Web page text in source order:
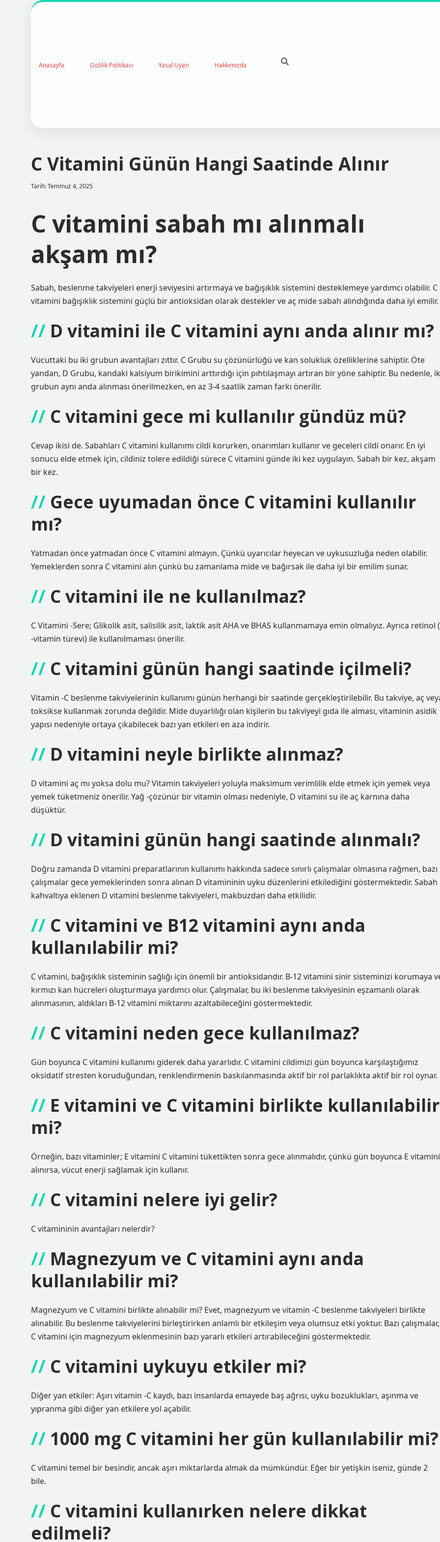
Anasayfa Gizlilik Politikası Yasal Uyarı Hakkımızda
C Vitamini Günün Hangi Saatinde Alınır
Tarih: Temmuz 4, 2025
C vitamini sabah mı alınmalı
akşam mı?
Sabah, beslenme takviyeleri enerji seviyesini artırmaya ve bağışıklık sistemini desteklemeye yardımcı olabilir. C
vitamini bağışıklık sistemini güçlü bir antioksidan olarak destekler ve aç mide sabah alındığında daha iyi emilir.
D vitamini ile C vitamini aynı anda alınır mı?
Vücuttaki bu iki grubun avantajları zıttır. C Grubu su çözünürlüğü ve kan solukluk özelliklerine sahiptir. Öte
yandan, D Grubu, kandaki kalsiyum birikimini arttırdığı için pıhtılaşmayı artıran bir yöne sahiptir. Bu nedenle,
grubun aynı anda alınması önerilmezken, en az 3-4 saatlik zaman farkı önerilir.
C vitamini gece mi kullanılır gündüz mü?
Cevap ikisi de. Sabahları C vitamini kullanımı cildi korurken, onarımları kullanır ve geceleri cildi onarır. En iyi
sonucu elde etmek için, cildiniz tolere edildiği sürece C vitamini günde iki kez uygulayın. Sabah bir kez, akşam
bir kez.
Gece uyumadan önce C vitamini kullanılır
mı?
Yatmadan önce yatmadan önce C vitamini almayın. Çünkü uyarıcılar heyecan ve uykusuzluğa neden olabilir.
Yemeklerden sonra C vitamini alın çünkü bu zamanlama mide ve bağırsak ile daha iyi bir emilim sunar.
C vitamini ile ne kullanılmaz?
C Vitamini -Sere; Glikolik asit, salisilik asit, laktik asit AHA ve BHAS kullanmamaya emin olmalıyız. Ayrıca retinol (
-vitamin türevi) ile kullanılmaması önerilir.
C vitamini günün hangi saatinde içilmeli?
Vitamin -C beslenme takviyelerinin kullanımı günün herhangi bir saatinde gerçekleştirilebilir. Bu takviye, aç
toksikse kullanmak zorunda değildir. Mide duyarlılığı olan kişilerin bu takviyeyi gıda ile alması, vitaminin asidik
yapısı nedeniyle ortaya çıkabilecek bazı yan etkileri en aza indirir.
D vitamini neyle birlikte alınmaz?
D vitamini aç mı yoksa dolu mu? Vitamin takviyeleri yoluyla maksimum verimlilik elde etmek için yemek veya
yemek tüketmeniz önerilir. Yağ -çözünür bir vitamin olması nedeniyle, D vitamini su ile aç karnına daha
düşüktür.
D vitamini günün hangi saatinde alınmalı?
Doğru zamanda D vitamini preparatlarının kullanımı hakkında sadece sınırlı çalışmalar olmasına rağmen, bazı
çalışmalar gece yemeklerinden sonra alınan D vitamininin uyku düzenlerini etkilediğini göstermektedir. Sabah
kahvaltıya eklenen D vitamini beslenme takviyeleri, makbuzdan daha etkilidir.
C vitamini ve B12 vitamini aynı anda
kullanılabilir mi?
C vitamini, bağışıklık sisteminin sağlığı için önemli bir antioksidandır. B-12 vitamini sinir sisteminizi korumaya
kırmızı kan hücreleri oluşturmaya yardımcı olur. Çalışmalar, bu iki beslenme takviyesinin eşzamanlı olarak
alınmasının, aldıkları B-12 vitamini miktarını azaltabileceğini göstermektedir.
C vitamini neden gece kullanılmaz?
Gün boyunca C vitamini kullanımı giderek daha yararlıdır. C vitamini cildimizi gün boyunca karşılaştığımız
oksidatif stresten koruduğundan, renklendirmenin baskılanmasında aktif bir rol parlaklıkta aktif bir rol oynar.
E vitamini ve C vitamini birlikte kullanılabilir
mi?
Örneğin, bazı vitaminler; E vitamini C vitamini tükettikten sonra gece alınmalıdır, çünkü gün boyunca E vitamini
alınırsa, vücut enerji sağlamak için kullanır.
C vitamini nelere iyi gelir?
C vitamininin avantajları nelerdir?
Magnezyum ve C vitamini aynı anda
kullanılabilir mi?
Magnezyum ve C vitamini birlikte alınabilir mi? Evet, magnezyum ve vitamin -C beslenme takviyeleri birlikte
alınabilir. Bu beslenme takviyelerini birleştirirken anlamlı bir etkileşim veya olumsuz etki yoktur. Bazı çalışmalar,
C vitamini için magnezyum eklenmesinin bazı yararlı etkileri artırabileceğini göstermektedir.
C vitamini uykuyu etkiler mi?
Diğer yan etkiler: Aşırı vitamin -C kaydı, bazı insanlarda emayede baş ağrısı, uyku bozuklukları, aşınma ve
yıpranma gibi diğer yan etkilere yol açabilir.
1000 mg C vitamini her gün kullanılabilir mi?
C vitamini temel bir besindir, ancak aşırı miktarlarda almak da mümkündür. Eğer bir yetişkin iseniz, günde 2
bile.
C vitamini kullanırken nelere dikkat
edilmeli?